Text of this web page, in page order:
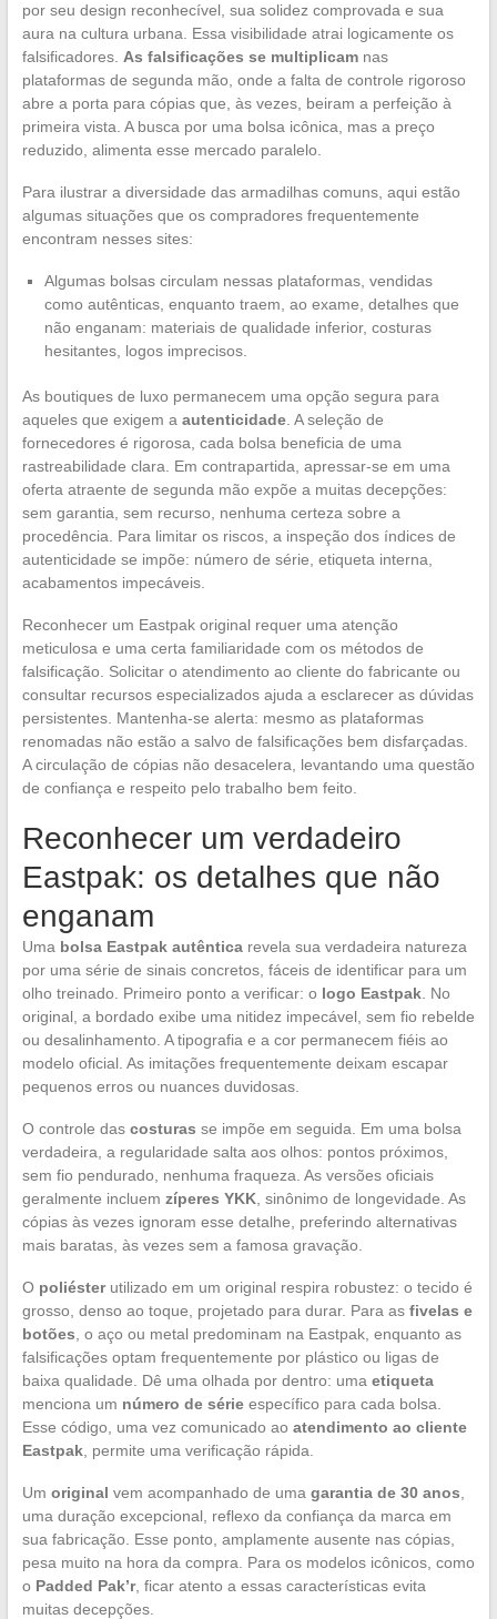
por seu design reconhecível, sua solidez comprovada e sua
aura na cultura urbana. Essa visibilidade atrai logicamente os
falsificadores. As falsificações se multiplicamnas
plataformas de segunda mão, onde a falta de controle rigoroso
abre a porta para cópias que, às vezes, beiram a perfeição à
primeira vista. A busca por uma bolsa icônica, mas a preço
reduzido, alimenta esse mercado paralelo.
Para ilustrar a diversidade das armadilhas comuns, aqui estão
algumas situações que os compradores frequentemente
encontram nesses sites:
Algumas bolsas circulam nessas plataformas, vendidas
como autênticas, enquanto traem, ao exame, detalhes que
não enganam: materiais de qualidade inferior, costuras
hesitantes, logos imprecisos.
As boutiques de luxo permanecem uma opção segura para
aqueles que exigem a autenticidade. A seleção de
fornecedores é rigorosa, cada bolsa beneficia de uma
rastreabilidade clara. Em contrapartida, apressar-se em uma
oferta atraente de segunda mão expõe a muitas decepções:
sem garantia, sem recurso, nenhuma certeza sobre a
procedência. Para limitar os riscos, a inspeção dos índices de
autenticidade se impõe: número de série, etiqueta interna,
acabamentos impecáveis.
Reconhecer um Eastpak original requer uma atenção
meticulosa e uma certa familiaridade com os métodos de
falsificação. Solicitar o atendimento ao cliente do fabricante ou
consultar recursos especializados ajuda a esclarecer as dúvidas
persistentes. Mantenha-se alerta: mesmo as plataformas
renomadas não estão a salvo de falsificações bem disfarçadas.
A circulação de cópias não desacelera, levantando uma questão
de confiança e respeito pelo trabalho bem feito.
Reconhecer um verdadeiro
Eastpak: os detalhes que não
enganam
Uma bolsa Eastpak autênticarevela sua verdadeira natureza
por uma série de sinais concretos, fáceis de identificar para um
olho treinado. Primeiro ponto a verificar: o logo Eastpak. No
original, a bordado exibe uma nitidez impecável, sem fio rebelde
ou desalinhamento. A tipografia e a cor permanecem fiéis ao
modelo oficial. As imitações frequentemente deixam escapar
pequenos erros ou nuances duvidosas.
O controle das costuras se impõe em seguida. Em uma bolsa
verdadeira, a regularidade salta aos olhos: pontos próximos,
sem fio pendurado, nenhuma fraqueza. As versões oficiais
geralmente incluem zíperes YKK, sinônimo de longevidade. As
cópias às vezes ignoram esse detalhe, preferindo alternativas
mais baratas, às vezes sem a famosa gravação.
O poliésterutilizado em um original respira robustez: o tecido é
grosso, denso ao toque, projetado para durar. Para as fivelas e
botões , o aço ou metal predominam na Eastpak, enquanto as
falsificações optam frequentemente por plástico ou ligas de
baixa qualidade. Dê uma olhada por dentro: uma etiqueta
menciona um número de sérieespecífico para cada bolsa.
Esse código, uma vez comunicado ao atendimento ao cliente
Eastpak, permite uma verificação rápida.
Um original vem acompanhado de uma garantia de 30 anos
uma duração excepcional, reflexo da confiança da marca em
sua fabricação. Esse ponto, amplamente ausente nas cópias,
pesa muito na hora da compra. Para os modelos icônicos, como
o Padded Pak’r, ficar atento a essas características evita
muitas decepções.